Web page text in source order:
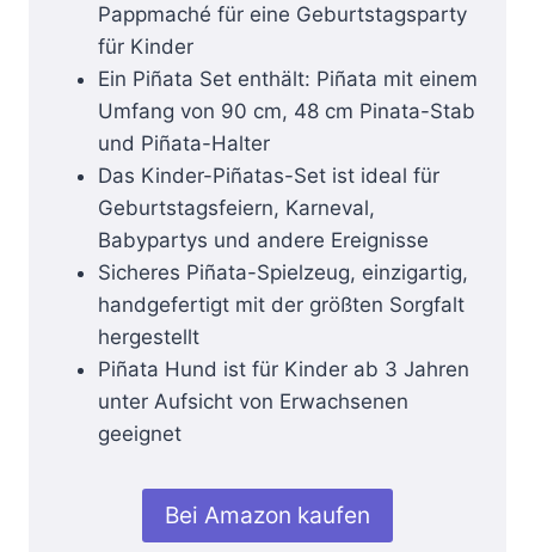
Pappmaché für eine Geburtstagsparty
für Kinder
Ein Piñata Set enthält: Piñata mit einem
Umfang von 90 cm, 48 cm Pinata-Stab
und Piñata-Halter
Das Kinder-Piñatas-Set ist ideal für
Geburtstagsfeiern, Karneval,
Babypartys und andere Ereignisse
Sicheres Piñata-Spielzeug, einzigartig,
handgefertigt mit der größten Sorgfalt
hergestellt
Piñata Hund ist für Kinder ab 3 Jahren
unter Aufsicht von Erwachsenen
geeignet
Bei Amazon kaufen